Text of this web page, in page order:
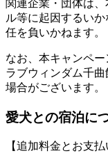
関連企業・団体は
ル等に起因するい
任を負いかねます。
なお、本キャンペ
ラブウィンダム千
場合がございます。
愛犬との宿泊に
【追加料金とお支払